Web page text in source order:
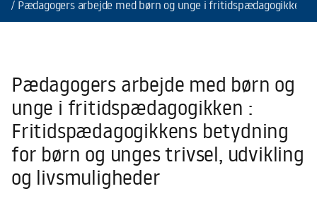
Pædagogers arbejde med børn og unge i fritidspædagogikken
Pædagogers arbejde med børn og
unge i fritidspædagogikken :
Fritidspædagogikkens betydning
for børn og unges trivsel, udvikling
og livsmuligheder